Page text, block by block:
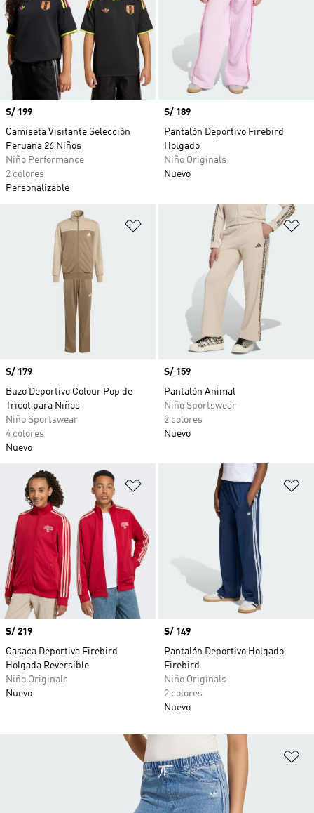
Precio
S/ 199
Camiseta Visitante Selección
Peruana 26 Niños
Niño Performance
2 colores
Personalizable
Precio
S/ 189
Pantalón Deportivo Firebird
Holgado
Niño Originals
Nuevo
Añadir a la lista de deseos
Precio
S/ 179
Buzo Deportivo Colour Pop de
Tricot para Niños
Niño Sportswear
4 colores
Nuevo
Precio
S/ 159
Pantalón Animal
Niño Sportswear
2 colores
Nuevo
Añadir a la lista de deseos
Precio
S/ 219
Casaca Deportiva Firebird
Holgada Reversible
Niño Originals
Nuevo
Precio
S/ 149
Pantalón Deportivo Holgado
Firebird
Niño Originals
2 colores
Nuevo